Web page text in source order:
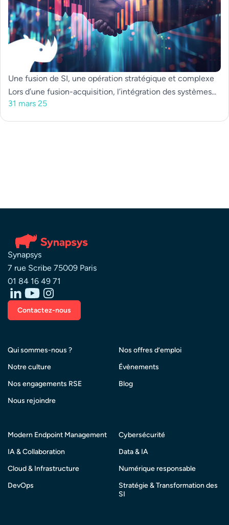
Une fusion de SI, une opération stratégique et complexe
Lors d’une fusion-acquisition, l’intégration des systèmes...
31 mars 25
Synapsys
7 rue Scribe 75009 Paris
01 84 16 49 71
Contactez-nous
Qui sommes-nous ?
Notre culture
Nos engagements RSE
Nous rejoindre
Nos offres d’emploi
Évènements
Blog
Modern Endpoint Management
IA & Collaboration
Cloud & Infrastructure
DevOps
Cybersécurité
Data & IA
Numérique responsable
Stratégie & Transformation des
SI